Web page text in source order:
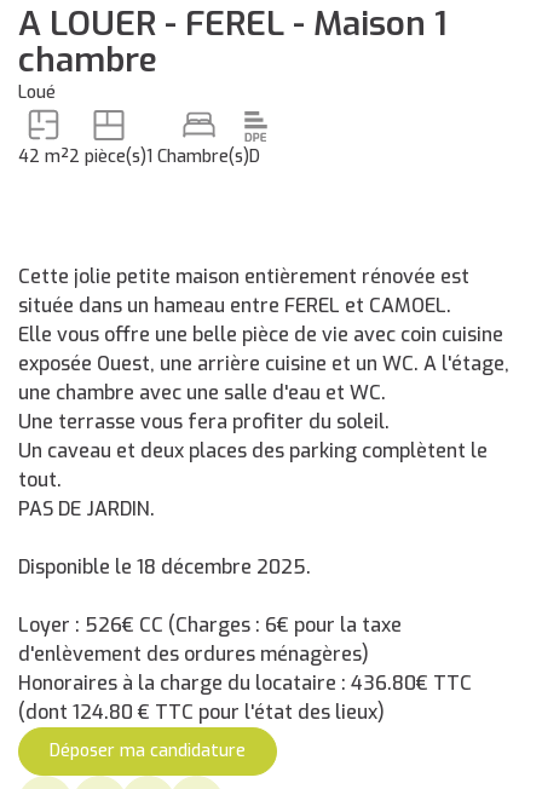
A LOUER - FEREL - Maison 1
chambre
Loué
42 m²2 pièce(s)1 Chambre(s)D
Cette jolie petite maison entièrement rénovée est
située dans un hameau entre FEREL et CAMOEL.
Elle vous offre une belle pièce de vie avec coin cuisine
exposée Ouest, une arrière cuisine et un WC. A l'étage,
une chambre avec une salle d'eau et WC.
Une terrasse vous fera profiter du soleil.
Un caveau et deux places des parking complètent le
tout.
PAS DE JARDIN.
Disponible le 18 décembre 2025.
Loyer : 526€ CC (Charges : 6€ pour la taxe
d'enlèvement des ordures ménagères)
Honoraires à la charge du locataire : 436.80€ TTC
(dont 124.80 € TTC pour l'état des lieux)
Déposer ma candidature